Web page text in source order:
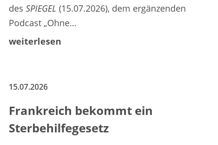
des SPIEGEL (15.07.2026), dem ergänzenden
Podcast „Ohne…
weiterlesen
15.07.2026
Frankreich bekommt ein
Sterbehilfegesetz